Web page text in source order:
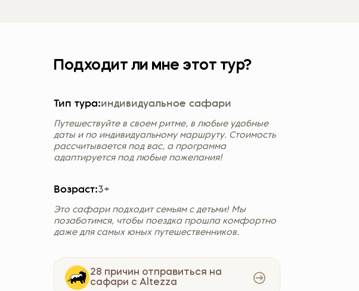
Подходит ли мне этот тур?
Тип тура:индивидуальное сафари
Путешествуйте в своем ритме, в любые удобные
даты и по индивидуальному маршруту. Стоимость
рассчитывается под вас, а программа
адаптируется под любые пожелания!
Возраст:3+
Это сафари подходит семьям с детьми! Мы
позаботимся, чтобы поездка прошла комфортно
даже для самых юных путешественников.
28 причин отправиться на
сафари с Altezza